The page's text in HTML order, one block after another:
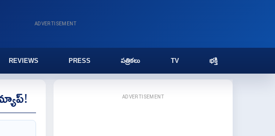
ADVERTISEMENT
REVIEWS PRESS పత్రికలు TV భక్తి
ADVERTISEMENT